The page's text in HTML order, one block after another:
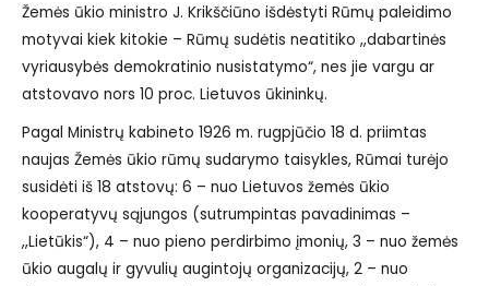
Žemės ūkio ministro J. Krikščiūno išdėstyti Rūmų paleidimo
motyvai kiek kitokie – Rūmų sudėtis neatitiko ,,dabartinės
vyriausybės demokratinio nusistatymo“, nes jie vargu ar
atstovavo nors 10 proc. Lietuvos ūkininkų.
Pagal Ministrų kabineto 1926 m. rugpjūčio 18 d. priimtas
naujas Žemės ūkio rūmų sudarymo taisykles, Rūmai turėjo
susidėti iš 18 atstovų: 6 – nuo Lietuvos žemės ūkio
kooperatyvų sąjungos (sutrumpintas pavadinimas –
,,Lietūkis“), 4 – nuo pieno perdirbimo įmonių, 3 – nuo žemės
ūkio augalų ir gyvulių augintojų organizacijų, 2 – nuo